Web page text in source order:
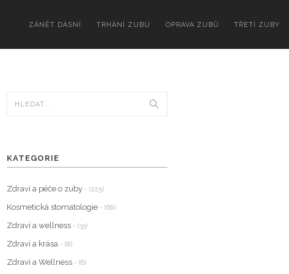
ZÁNĚT DÁSNÍ TRHÁNÍ ZUBU OPRAVA ZUBŮ TŘETÍ ZUBY
KATEGORIE
Zdraví a péče o zuby - (225)
Kosmetická stomatologie - (66)
Zdraví a wellness - (33)
Zdraví a krása - (8)
Zdraví a Wellness - (6)